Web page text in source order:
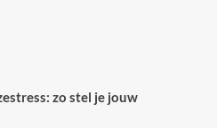
zo stel je jouw